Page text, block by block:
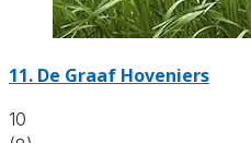
11. De Graaf Hoveniers
10